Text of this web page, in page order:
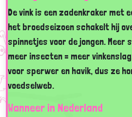
De vink is een zadenkraker met
het broedseizoen schakelt hij
spinnetjes voor de jongen. Meer
meer insecten = meer
voor sperwer en havik, dus ze
voedselweb.
Wanneer in Nederland